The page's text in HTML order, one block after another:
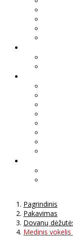
Pagrindinis
Pakavimas
Dovanų
Medinis